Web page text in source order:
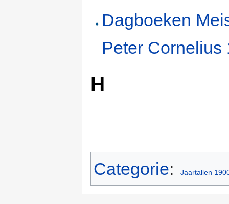
Dagboeken
Peter Cornelius
H
Categorie: Jaartallen